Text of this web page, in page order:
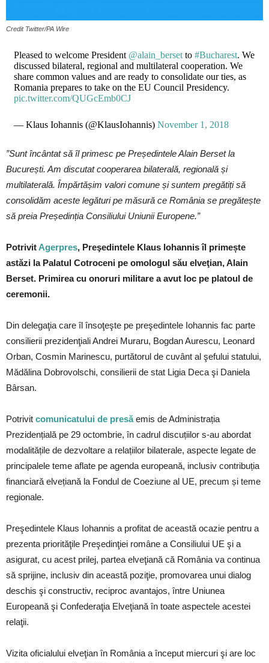
Credit Twitter/PA Wire
Pleased to welcome President @alain_bersetto #Bucharest. We
discussed bilateral, regional and multilateral cooperation. We
share common values and are ready to consolidate our ties, as
Romania prepares to take on the EU Council Presidency.
pic.twitter.com/QUGcEmb0CJ
— Klaus Iohannis (@KlausIohannis) November 1, 2018
”Sunt încântat să îl primesc pe Președintele Alain Berset la
București. Am discutat cooperarea bilaterală, regională și
multilaterală. Împărtășim valori comune și suntem pregătiți să
consolidăm aceste legături pe măsură ce România se pregătește
să preia Președinția Consiliului Uniunii Europene.”
PotrivitAgerpres, Preşedintele Klaus Iohannis îl primește
astăzi la Palatul Cotroceni pe omologul său elveţian, Alain
Berset. Primirea cu onoruri militare a avut loc pe platoul de
ceremonii.
Din delegaţia care îl însoţeşte pe preşedintele Iohannis fac parte
consilierii prezidenţiali Andrei Muraru, Bogdan Aurescu, Leonard
Orban, Cosmin Marinescu, purtătorul de cuvânt al şefului statului,
Mădălina Dobrovolschi, consilierii de stat Ligia Deca şi Daniela
Bârsan.
Potrivit comunicatului de presăemis de Administrația
Prezidențială pe 29 octombrie, în cadrul discuțiilor s-au abordat
modalitățile de dezvoltare a relațiilor bilaterale, aspecte legate de
principalele teme aflate pe agenda europeană, inclusiv contribuția
financiară elvețiană la Fondul de Coeziune al UE, precum și teme
regionale.
Preşedintele Klaus Iohannis a profitat de această ocazie pentru a
prezenta priorităţile Preşedinţiei române a Consiliului UE şi a
asigurat, cu acest prilej, partea elveţiană că România va continua
să sprijine, inclusiv din această poziţie, promovarea unui dialog
deschis şi constructiv, reciproc avantajos, între Uniunea
Europeană şi Confederaţia Elveţiană în toate aspectele acestei
relaţii.
Vizita oficialului elveţian în România a început miercuri şi are loc